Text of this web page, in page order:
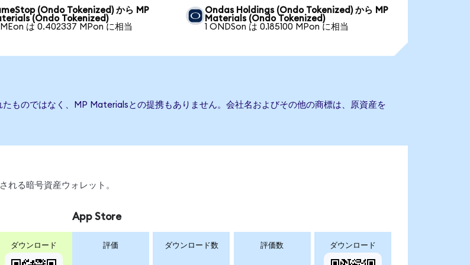
(Ondo Tokenized) から MP
(Ondo Tokenized)
は 0.402337 MPon に相当
Ondas Holdings (Ondo Tokenized) から MP
Materials (Ondo Tokenized)
1 ONDSon は 0.185100 MPon に相当
ものではなく、MP Materialsとの提携もありません。会社名およびその他の商標は、原資産を
れる暗号資産ウォレット。
ダウンロード
App Store
評価 ダウンロード数 評価数 ダウンロード